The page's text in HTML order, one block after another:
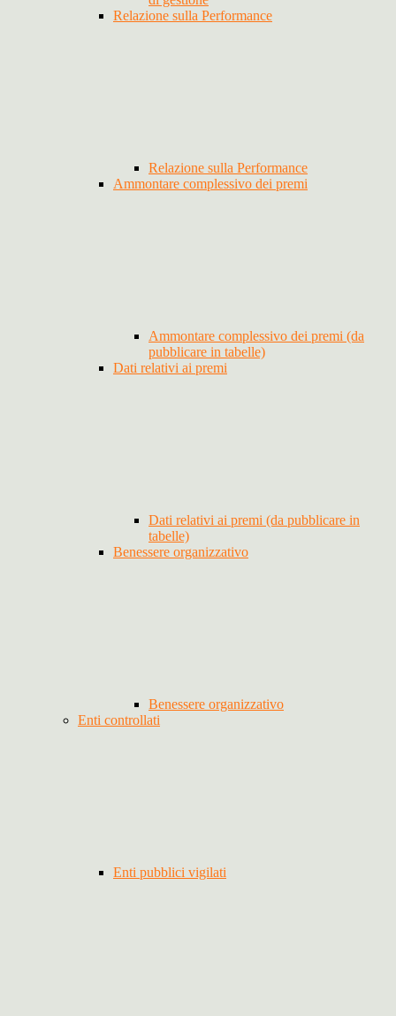
Relazione sulla Performance
Relazione sulla Performance
Ammontare complessivo dei premi
Ammontare complessivo dei premi (da
pubblicare in tabelle)
Dati relativi ai premi
Dati relativi ai premi (da pubblicare in
tabelle)
Benessere organizzativo
Benessere organizzativo
Enti controllati
Enti pubblici vigilati